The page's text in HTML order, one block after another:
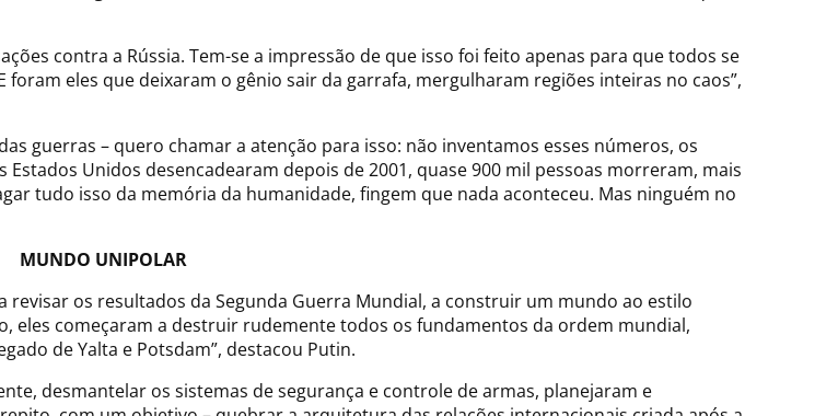
contra a Rússia. Tem-se a impressão de que isso foi feito apenas para que todos se
eles que deixaram o gênio sair da garrafa, mergulharam regiões inteiras no caos”,
guerras – quero chamar a atenção para isso: não inventamos esses números, os
Unidos desencadearam depois de 2001, quase 900 mil pessoas morreram, mais
tudo isso da memória da humanidade, fingem que nada aconteceu. Mas ninguém no
MUNDO UNIPOLAR
revisar os resultados da Segunda Guerra Mundial, a construir um mundo ao estilo
eles começaram a destruir rudemente todos os fundamentos da ordem mundial,
de Yalta e Potsdam”, destacou Putin.
desmantelar os sistemas de segurança e controle de armas, planejaram e